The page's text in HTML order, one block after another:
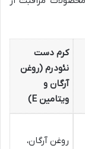
کرم دست
نئودرم (روغن
آرگان و
ویتامین E)
روغن آرگان،